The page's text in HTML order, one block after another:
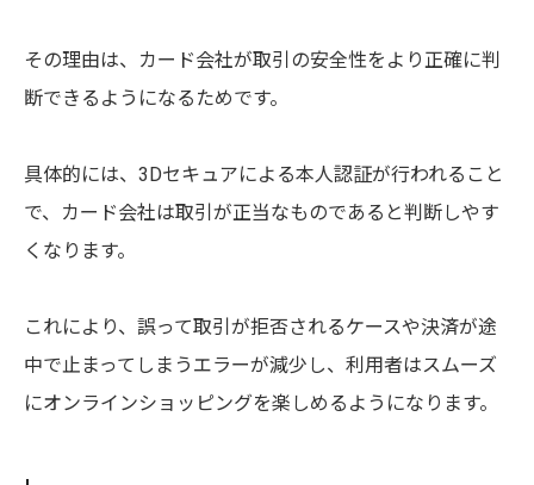
その理由は、カード会社が取引の安全性をより正確に判
断できるようになるためです。
具体的には、3Dセキュアによる本人認証が行われること
で、カード会社は取引が正当なものであると判断しやす
くなります。
これにより、誤って取引が拒否されるケースや決済が途
中で止まってしまうエラーが減少し、利用者はスムーズ
にオンラインショッピングを楽しめるようになります。